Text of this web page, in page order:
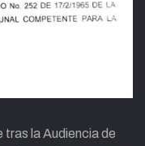
tras la Audiencia de